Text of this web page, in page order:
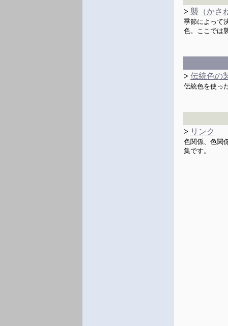
> 襲（かさ
季節によって
色。ここでは
> 伝統色の
伝統色を使っ
> リンク
色関係、色関
集です。